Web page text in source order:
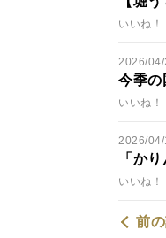
いいね！
2026/
今季の
いいね！
2026/
「か
いいね！
前